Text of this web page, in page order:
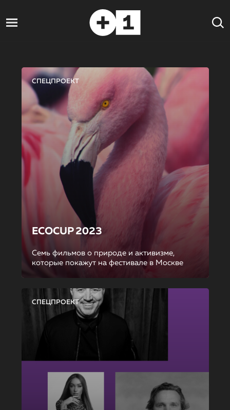
СПЕЦПРОЕКТ
ECOCUP 2023
Семь фильмов о природе и активизме,
которые покажут на фестивале в Москве
СПЕЦПРОЕКТ